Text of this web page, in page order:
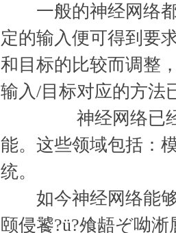
一般的神经网络都
定的输入便可得到要
和目标的比较而调整
输入/目标对应的方法
神经网络已经在
能。这些领域包括：
统。
如今神经网络能够
颐侵饕?ü?飧龉ぞ呦